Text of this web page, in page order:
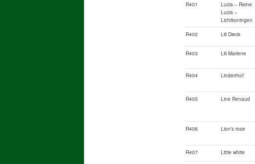
R401
Lucia – Reine
Lucia –
Lichtkoningen
R402 Lili Dieck
R403 Lili Marlene
R404 Linderrhof
R405 Line Renaud
R406 Lion’s rose
R407 Little white